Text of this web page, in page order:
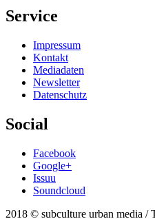
Service
Impressum
Kontakt
Mediadaten
Newsletter
Datenschutz
Social
Facebook
Google+
Issuu
Soundcloud
2018 © subculture urban media /